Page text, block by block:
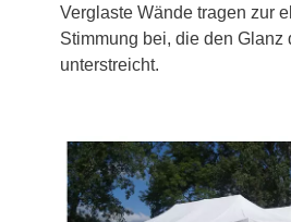
Verglaste Wände tragen zur
Stimmung bei, die den Glanz
unterstreicht.